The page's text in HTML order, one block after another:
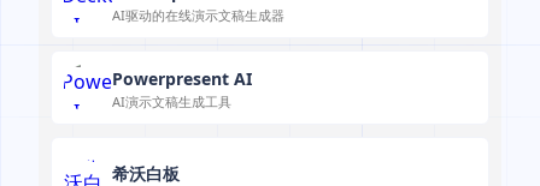
AI驱动的在线演示文稿生成器
Powerpresent AI
AI演示文稿生成工具
希沃白板